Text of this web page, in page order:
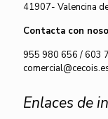
41907- Valencina
Contacta con
955 980 656/603
Enlaces de